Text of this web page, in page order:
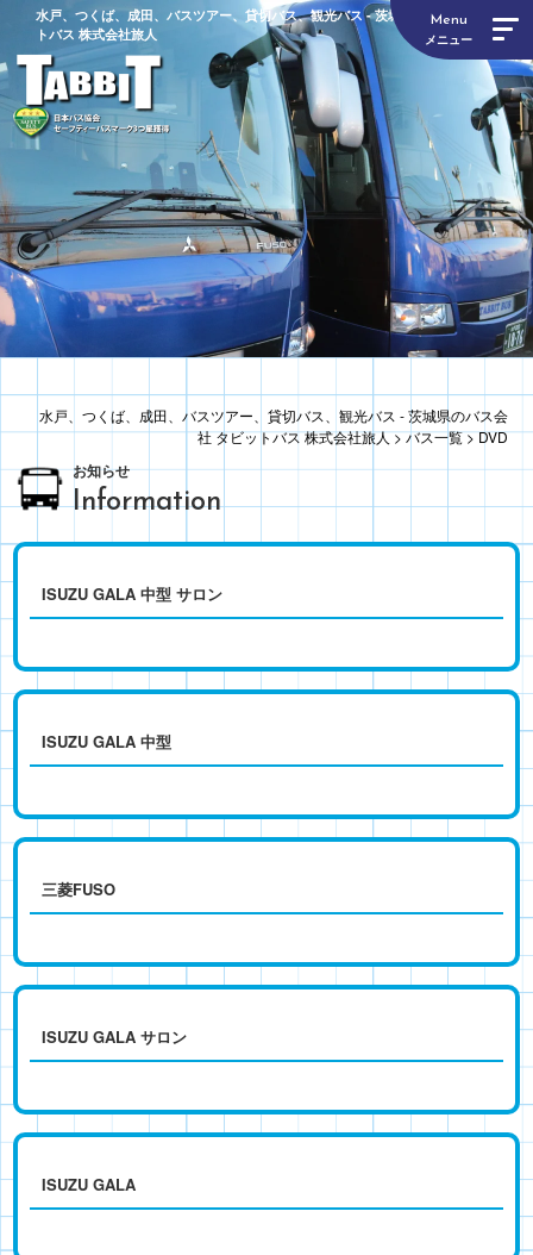
水戸、つくば、成田、バスツアー、貸切バス、観光バス - 茨城県のバス会社 タビッ
トバス 株式会社旅人
Menu
メニュー
水戸、つくば、成田、バスツアー、貸切バス、観光バス - 茨城県のバス会
社 タビットバス 株式会社旅人>バス一覧>DVD
お知らせ
Information
ISUZU GALA 中型 サロン
ISUZU GALA 中型
三菱FUSO
ISUZU GALA サロン
ISUZU GALA